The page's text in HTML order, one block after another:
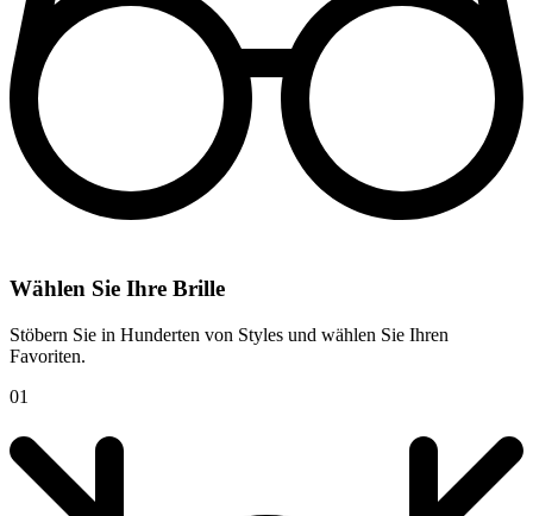
Wählen Sie Ihre Brille
Stöbern Sie in Hunderten von Styles und wählen Sie Ihren
Favoriten.
01